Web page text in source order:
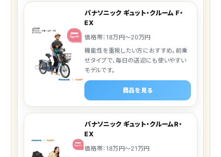
パナソニック ギュット・クルーム F・
EX
価格帯：18万円～20万円
機能性を重視したい方におすすめ。前乗
せタイプで、毎日の送迎にも使いやすい
モデルです。
商品を見る
パナソニック ギュット・クルームR・
EX
価格帯：18万円～21万円